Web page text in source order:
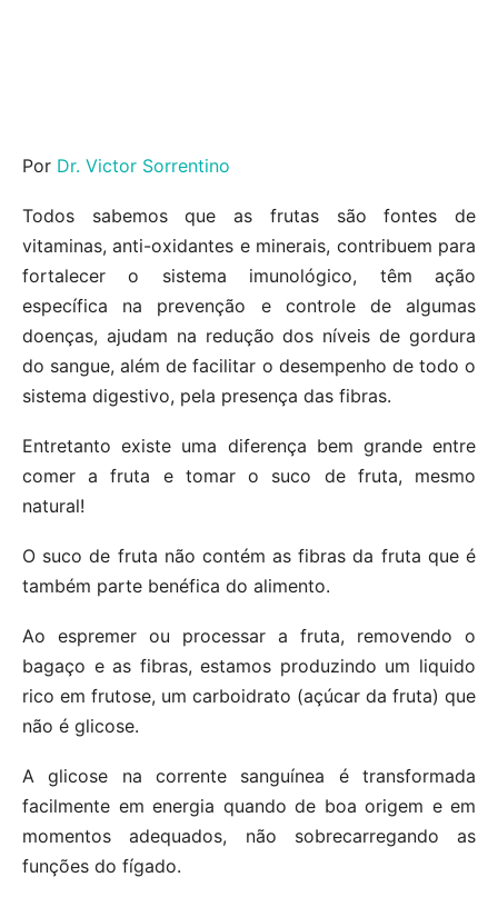
Por Dr. Victor Sorrentino
Todos sabemos que as frutas são fontes de
vitaminas, anti-oxidantes e minerais, contribuem para
fortalecer o sistema imunológico, têm ação
específica na prevenção e controle de algumas
doenças, ajudam na redução dos níveis de gordura
do sangue, além de facilitar o desempenho de todo o
sistema digestivo, pela presença das fibras.
Entretanto existe uma diferença bem grande entre
comer a fruta e tomar o suco de fruta, mesmo
natural!
O suco de fruta não contém as fibras da fruta que é
também parte benéfica do alimento.
Ao espremer ou processar a fruta, removendo o
bagaço e as fibras, estamos produzindo um liquido
rico em frutose, um carboidrato (açúcar da fruta) que
não é glicose.
A glicose na corrente sanguínea é transformada
facilmente em energia quando de boa origem e em
momentos adequados, não sobrecarregando as
funções do fígado.